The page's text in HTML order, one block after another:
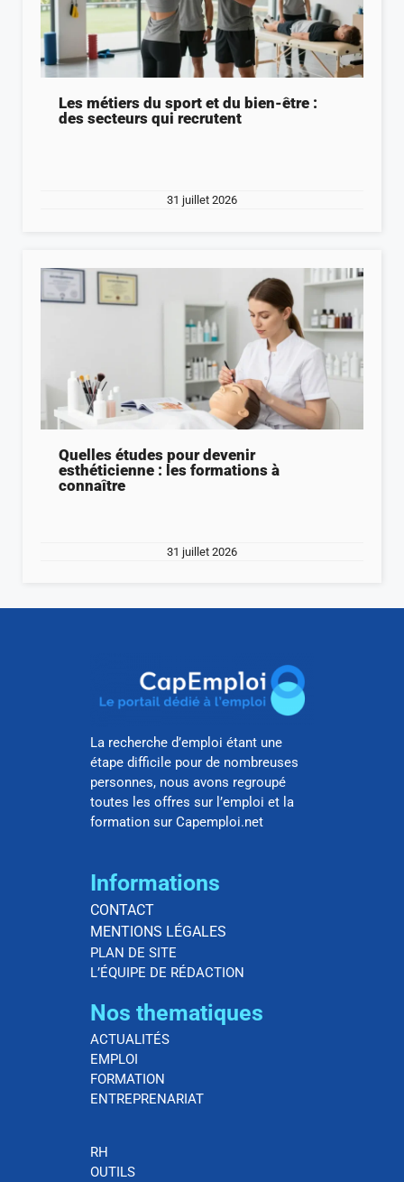
Les métiers du sport et du bien-être :
des secteurs qui recrutent
31 juillet 2026
Quelles études pour devenir
esthéticienne : les formations à
connaître
31 juillet 2026
La recherche d’emploi étant une
étape difficile pour de nombreuses
personnes, nous avons regroupé
toutes les offres sur l’emploi et la
formation sur Capemploi.net
Informations
CONTACT
MENTIONS LÉGALES
PLAN DE SITE
L’ÉQUIPE DE RÉDACTION
Nos thematiques
ACTUALITÉS
EMPLOI
FORMATION
ENTREPRENARIAT
RH
OUTILS